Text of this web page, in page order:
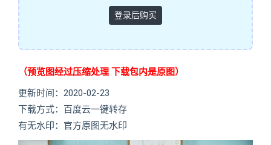
登录后购买
（预览图经过压缩处理 下载包内是原图）
更新时间：2020-02-23
下载方式：百度云一键转存
有无水印：官方原图无水印